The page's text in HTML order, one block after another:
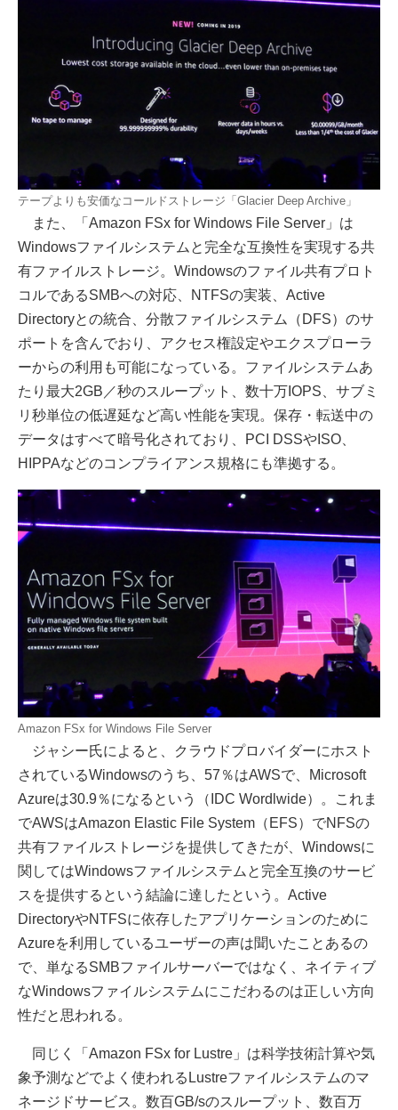
テープよりも安価なコールドストレージ「Glacier Deep Archive」
また、「Amazon FSx for Windows File Server」は
Windowsファイルシステムと完全な互換性を実現する共
有ファイルストレージ。Windowsのファイル共有プロト
コルであるSMBへの対応、NTFSの実装、Active
Directoryとの統合、分散ファイルシステム（DFS）のサ
ポートを含んでおり、アクセス権設定やエクスプローラ
ーからの利用も可能になっている。ファイルシステムあ
たり最大2GB／秒のスループット、数十万IOPS、サブミ
リ秒単位の低遅延など高い性能を実現。保存・転送中の
データはすべて暗号化されており、PCI DSSやISO、
HIPPAなどのコンプライアンス規格にも準拠する。
Amazon FSx for Windows File Server
ジャシー氏によると、クラウドプロバイダーにホスト
されているWindowsのうち、57％はAWSで、Microsoft
Azureは30.9％になるという（IDC Wordlwide）。これま
でAWSはAmazon Elastic File System（EFS）でNFSの
共有ファイルストレージを提供してきたが、Windowsに
関してはWindowsファイルシステムと完全互換のサービ
スを提供するという結論に達したという。Active
DirectoryやNTFSに依存したアプリケーションのために
Azureを利用しているユーザーの声は聞いたことあるの
で、単なるSMBファイルサーバーではなく、ネイティブ
なWindowsファイルシステムにこだわるのは正しい方向
性だと思われる。
同じく「Amazon FSx for Lustre」は科学技術計算や気
象予測などでよく使われるLustreファイルシステムのマ
ネージドサービス。数百GB/sのスループット、数百万